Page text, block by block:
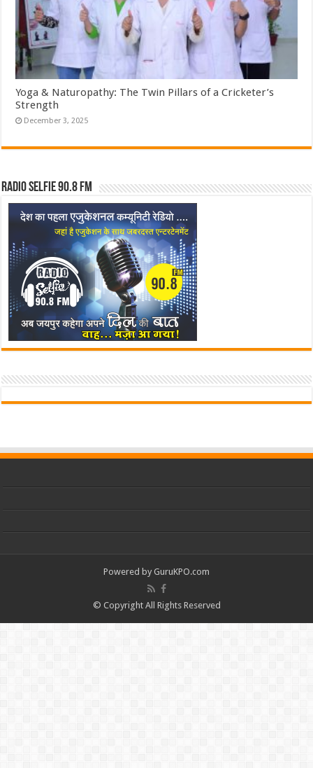
Yoga & Naturopathy: The Twin Pillars of a Cricketer’s
Strength
December 3, 2025
Radio Selfie 90.8 FM
Powered by GuruKPO.com
© Copyright All Rights Reserved